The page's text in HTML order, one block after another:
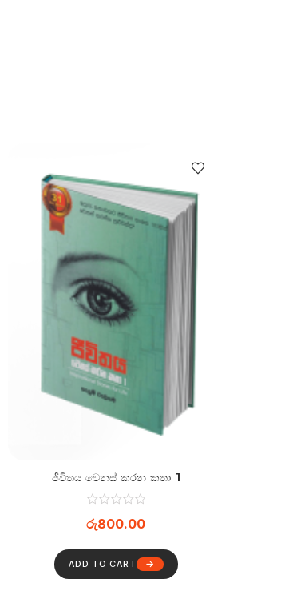
ජීවිතය වෙනස් කරන කතා 1
රු800.00
ADD TO CART